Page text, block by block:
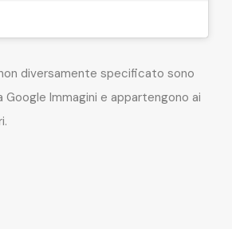
diversamente specificato sono
Immagini e appartengono ai